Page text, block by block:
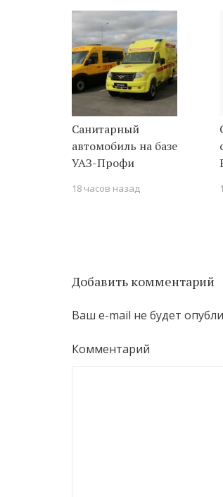
Санитарный
автомобиль на базе
УАЗ-Профи
18 часов назад
Добавить комментарий
Ваш e-mail не будет
Комментарий